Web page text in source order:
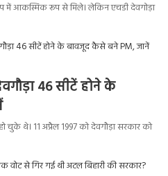
में आकस्मिक रूप से मिले। लेकिन एचडी देवगोड़ा
46 सीटें होने के
चुके थे। 11 अप्रैल 1997 को देवगौड़ा सरकार को